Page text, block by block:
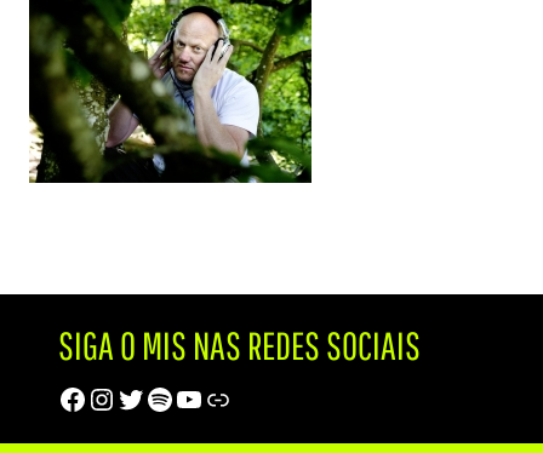
SIGA O MIS NAS REDES SOCIAIS
Facebook
Instagram
Twitter
Spotify
Youtube
Trip Advisor